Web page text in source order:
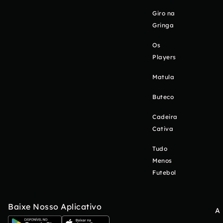
Giro na
Gringa
Os
Players
Matula
Buteco
Cadeira
Cativa
Tudo
Menos
Futebol
Baixe Nosso Aplicativo
A